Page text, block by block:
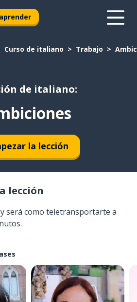
Curso de italiano Trabajo
de italiano:
la lección
lección
y será como teletransportarte a